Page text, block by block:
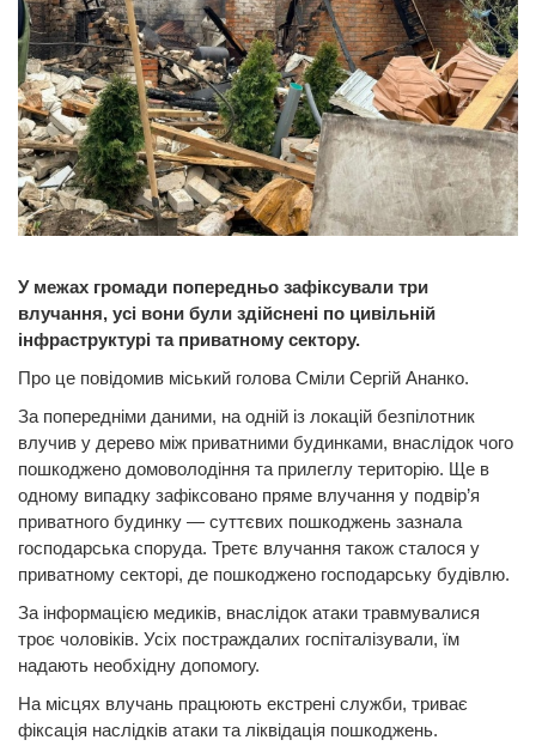
У межах громади попередньо зафіксували три
влучання, усі вони були здійснені по цивільній
інфраструктурі та приватному сектору.
Про це повідомив міський голова Сміли Сергій Ананко.
За попередніми даними, на одній із локацій безпілотник
влучив у дерево між приватними будинками, внаслідок чого
пошкоджено домоволодіння та прилеглу територію. Ще в
одному випадку зафіксовано пряме влучання у подвір’я
приватного будинку — суттєвих пошкоджень зазнала
господарська споруда. Третє влучання також сталося у
приватному секторі, де пошкоджено господарську будівлю.
За інформацією медиків, внаслідок атаки травмувалися
троє чоловіків. Усіх постраждалих госпіталізували, їм
надають необхідну допомогу.
На місцях влучань працюють екстрені служби, триває
фіксація наслідків атаки та ліквідація пошкоджень.